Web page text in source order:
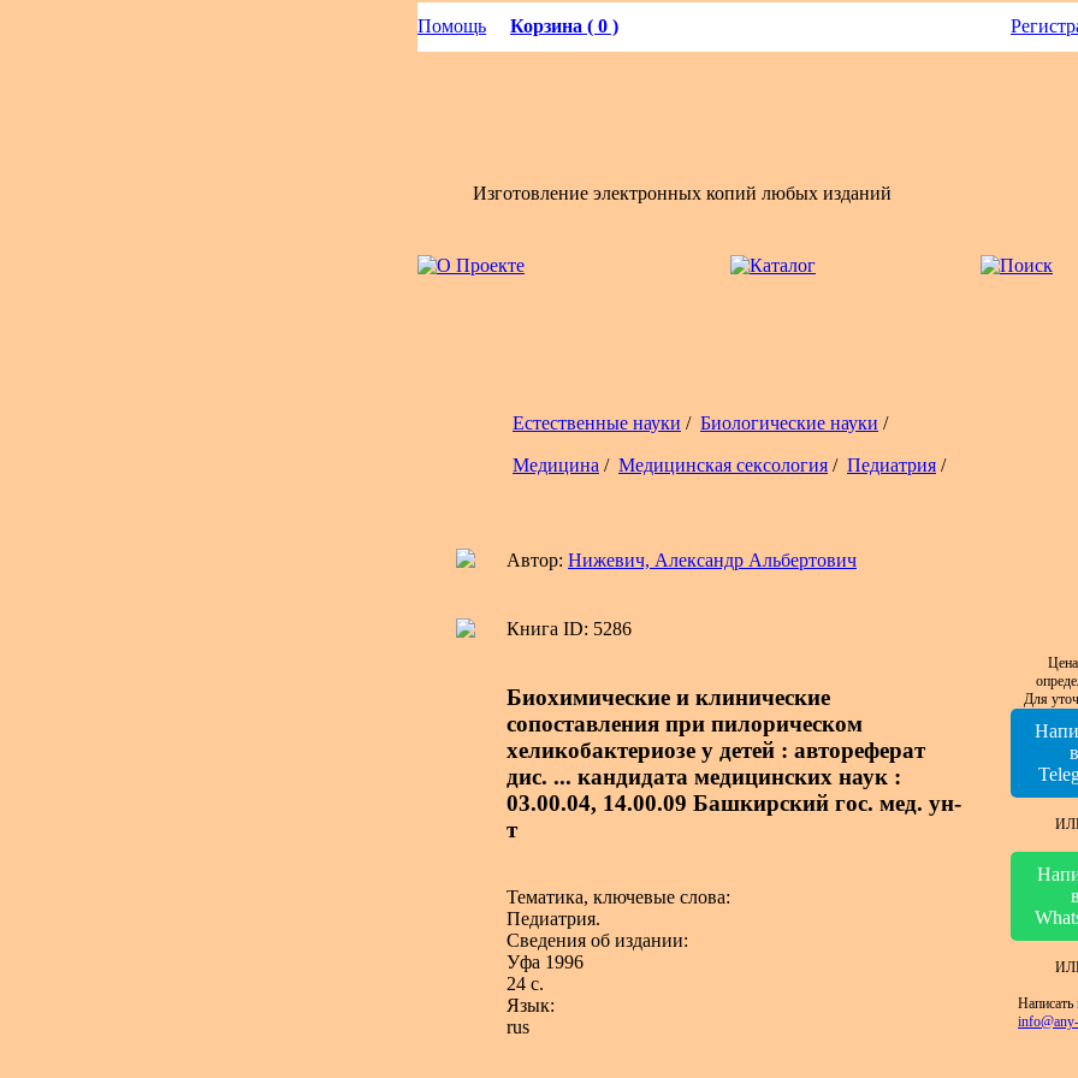
Помощь Корзина ( 0 )
Изготовление электронных копий любых изданий
Естественные науки / Биологические науки /
Медицина / Медицинская сексология / Педиатрия /
Автор: Нижевич, Александр Альбертович
Книга ID: 5286
Биохимические и клинические
сопоставления при пилорическом
хеликобактериозе у детей : автореферат
дис. ... кандидата медицинских наук :
03.00.04, 14.00.09 Башкирский гос. мед. ун-
т
Тематика, ключевые слова:
Педиатрия.
Сведения об издании:
Уфа 1996
24 с.
Язык:
rus
Для
в
в
Написать